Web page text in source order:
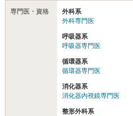
専門医・資格
外科系
外科専門医
呼吸器系
呼吸器専門医
循環器系
循環器専門医
消化器系
消化器内視鏡専門医
整形外科系